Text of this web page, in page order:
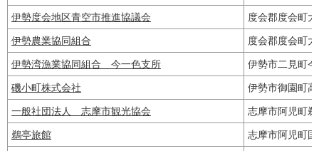
伊勢度会地区青空市推進協議会 度会郡度会町
伊勢農業協同組合 度会郡度会町
伊勢湾漁業協同組合 今一色支所 伊勢市二見町
磯小町株式会社 伊勢市御園町
一般社団法人 志摩市観光協会 志摩市阿児町
鵜亭旅館 志摩市阿児町